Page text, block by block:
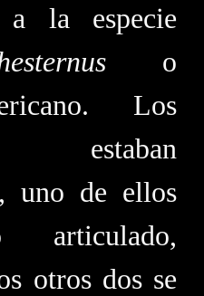
a la especie
o
Los
estaban
uno de ellos
articulado,
otros dos se